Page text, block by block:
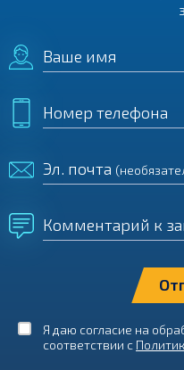
Ваше имя
Номер телефона
Эл. почта
Комментарий к
Я даю согласие на
соответствии с